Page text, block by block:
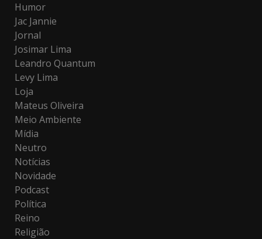
Humor
Jac Jannie
Jornal
Josimar Lima
Leandro Quantum
Levy Lima
Loja
Mateus Oliveira
Meio Ambiente
Mídia
Neutro
Notícias
Novidade
Podcast
Política
Reino
Religião